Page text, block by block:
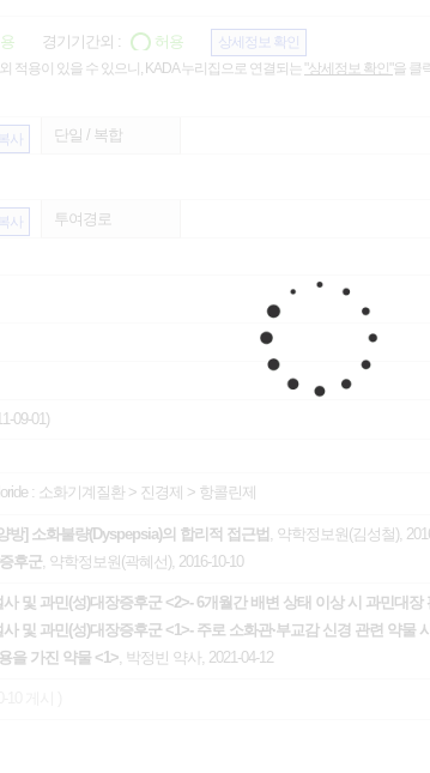
경기기간외 : 허용
상세정보 확인
적용이 있을 수 있으니, KADA 누리집으로 연결되는 "상세정보 확인"을 클
복사 단일 / 복합
복사 투여경로
09-01)
: 소화기계질환 > 진경제 > 항콜린제
방] 소화불량(Dyspepsia)의 합리적 접근법 , 약학정보원(김성철),
후군, 약학정보원(곽혜선), 2016-10-10
사 및 과민(성)대장증후군 <2>- 6개월간 배변 상태 이상 시 과민대장
사 및 과민(성)대장증후군 <1>- 주로 소화관·부교감 신경 관련 약물
을 가진 약물 <1>, 박정빈 약사, 2021-04-12